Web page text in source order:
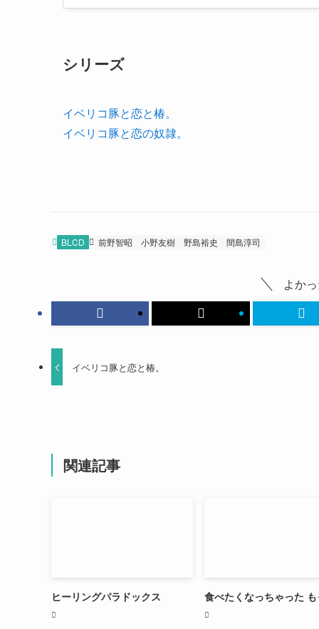
シリーズ
イベリコ豚と恋と椿。
イベリコ豚と恋の奴隷。
BLCD 前野智昭 小野友樹 野島裕史 間島淳司
よか
イベリコ豚と恋と椿。
関連記事
ヒーリングパラドックス 食べたくなっちゃった も